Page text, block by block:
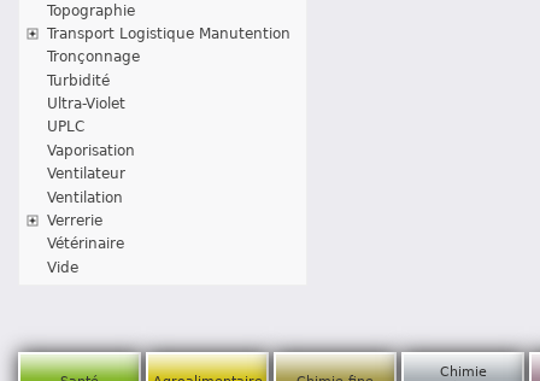
Topographie
Transport Logistique Manutention
Tronçonnage
Turbidité
Ultra-Violet
UPLC
Vaporisation
Ventilateur
Ventilation
Verrerie
Vétérinaire
Vide
Chimie